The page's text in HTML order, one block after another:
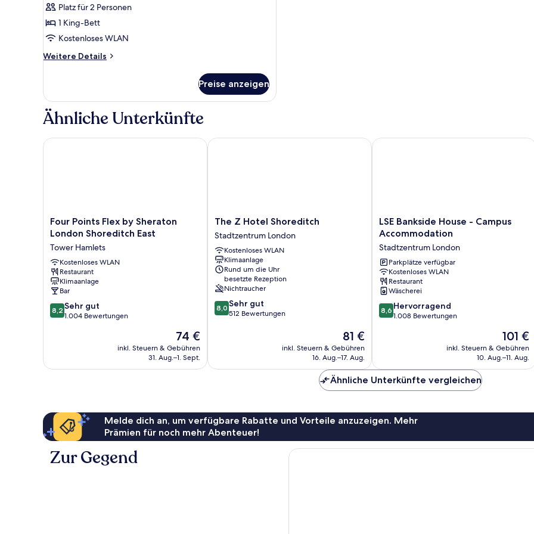
anzeigen
Platz für 2 Personen
1 King-Bett
Kostenloses WLAN
Weitere Details
Weitere
Doppelzimmer
Preise anzeigen
Ähnliche Unterkünfte
Four
Points
by
Sheraton
London
Shoreditch
East
Tower
Hamlets
Four Points Flex by Sheraton
London Shoreditch East
Tower Hamlets
Kostenloses WLAN
Restaurant
Klimaanlage
Bar
8.2
von
Bewertungen
8,2 Sehr gut
1.004 Bewertungen
Der
Preis
beträgt
74 €
inkl. Steuern & Gebühren
31. Aug.–1. Sept.
Four Points Flex by Sheraton London Shoreditch East
The
Z
Hotel
Shoreditch
Stadtzentrum
London
The Z Hotel Shoreditch
Stadtzentrum London
Kostenloses WLAN
Klimaanlage
Rund um die Uhr
besetzte Rezeption
Nichtraucher
8.0
von
Bewertungen
8,0 Sehr gut
512 Bewertungen
Der
Preis
beträgt
81 €
inkl. Steuern & Gebühren
16. Aug.–17. Aug.
The Z Hotel Shoreditch
LSE
Bankside
-
Campus
Accommodation
Stadtzentrum
London
LSE Bankside House - Campus
Accommodation
Stadtzentrum London
Parkplätze verfügbar
Kostenloses WLAN
Restaurant
Wäscherei
8.6
von
8,6 Hervorragend
1.008 Bewertungen
Der
Preis
beträgt
101 €
inkl. Steuern & Gebühren
10. Aug.–11. Aug.
LSE Bankside House - Campus
Ähnliche Unterkünfte vergleichen
Melde dich an, um verfügbare Rabatte und Vorteile anzuzeigen. Mehr
Prämien für noch mehr Abenteuer!
Zur Gegend